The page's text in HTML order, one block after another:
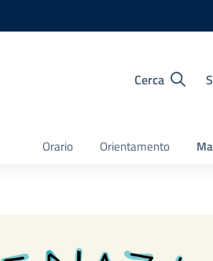
Cerca
Orario Orientamento